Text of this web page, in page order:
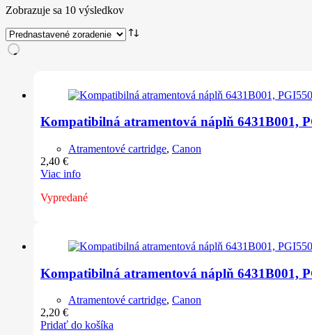
Zobrazuje sa 10 výsledkov
Kompatibilná atramentová náplň 6431B001,
Atramentové cartridge, Canon
2,40 €
Viac info
Vypredané
Kompatibilná atramentová náplň 6431B001,
Atramentové cartridge, Canon
2,20 €
Pridať do košíka